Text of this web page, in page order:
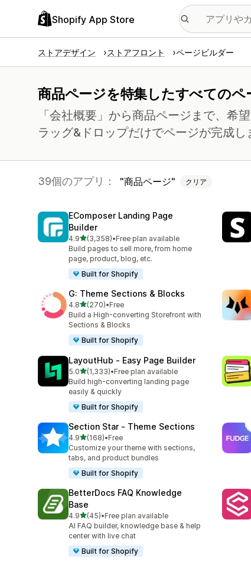
Shopify App Store
ストアデザイン ストアフロント ページビルダー
商品ページを特集したすべてのペ
「会社概要」から商品ページまで、希
ラッグ&ドロップだけでページが完成し
39個のアプリ： 商品ページ クリア
EComposer Landing Page
Builder
4.95つ星中
(3,358)
合計レビュー数：3358件
•Free plan available
Build pages to sell more, from home
page, product, blog, etc.
Built for Shopify
G: Theme Sections & Blocks
4.85つ星中
(270)
合計レビュー数：270件
•Free
Build a High-converting Storefront with
Sections & Blocks
Built for Shopify
LayoutHub ‑ Easy Page Builder
5.05つ星中
(1,333)
合計レビュー数：1333件
•Free plan available
Build high-converting landing page
easily & quickly
Built for Shopify
Section Star ‑ Theme Sections
4.95つ星中
(168)
合計レビュー数：168件
•Free
Customize your theme with sections,
tabs, and product bundles
Built for Shopify
BetterDocs FAQ Knowledge
Base
4.95つ星中
(45)
合計レビュー数：45件
•Free plan available
AI FAQ builder, knowledge base & help
center with live chat
Built for Shopify